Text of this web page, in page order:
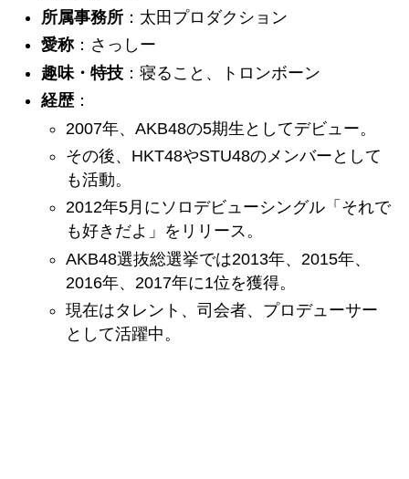
所属事務所：太田プロダクション
愛称：さっしー
趣味・特技：寝ること、トロンボーン
経歴：
2007年、AKB48の5期生としてデビュー。
その後、HKT48やSTU48のメンバーとして
も活動。
2012年5月にソロデビューシングル「それで
も好きだよ」をリリース。
AKB48選抜総選挙では2013年、2015年、
2016年、2017年に1位を獲得。
現在はタレント、司会者、プロデューサー
として活躍中。